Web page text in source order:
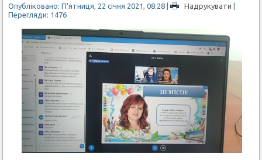
Опубліковано: П'ятниця, 22 січня 2021, 08:28 | Надрукувати |
Перегляди: 1476